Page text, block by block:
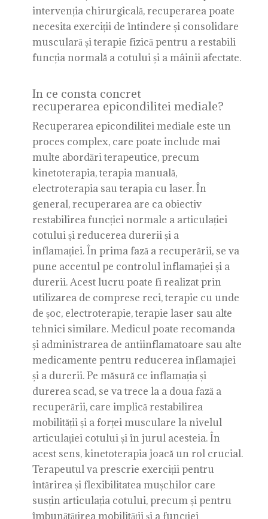
intervenția chirurgicală, recuperarea poate
necesita exerciții de întindere și consolidare
musculară și terapie fizică pentru a restabili
funcția normală a cotului și a mâinii afectate.
In ce consta concret
recuperarea epicondilitei mediale?
Recuperarea epicondilitei mediale este un
proces complex, care poate include mai
multe abordări terapeutice, precum
kinetoterapia, terapia manuală,
electroterapia sau terapia cu laser. În
general, recuperarea are ca obiectiv
restabilirea funcției normale a articulației
cotului și reducerea durerii și a
inflamației. În prima fază a recuperării, se va
pune accentul pe controlul inflamației și a
durerii. Acest lucru poate fi realizat prin
utilizarea de comprese reci, terapie cu unde
de șoc, electroterapie, terapie laser sau alte
tehnici similare. Medicul poate recomanda
și administrarea de antiinflamatoare sau alte
medicamente pentru reducerea inflamației
și a durerii. Pe măsură ce inflamația și
durerea scad, se va trece la a doua fază a
recuperării, care implică restabilirea
mobilității și a forței musculare la nivelul
articulației cotului și în jurul acesteia. În
acest sens, kinetoterapia joacă un rol crucial.
Terapeutul va prescrie exerciții pentru
întărirea și flexibilitatea mușchilor care
susțin articulația cotului, precum și pentru
îmbunătățirea mobilității și a funcției